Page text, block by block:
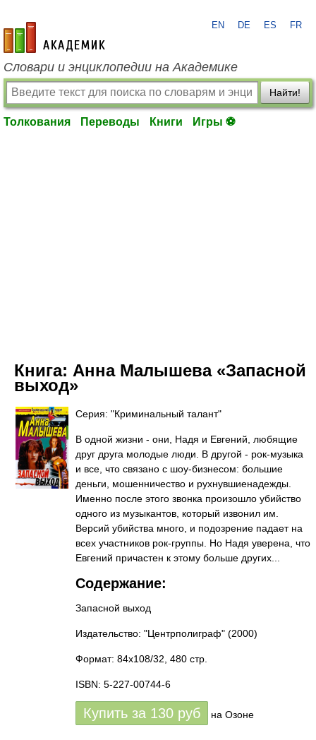
academic.ru
EN DE ES FR
Словари и энциклопедии на Академике
Найти!
Толкования Переводы Книги Игры ⚽
Книга: Анна Малышева «Запасной
выход»
Серия: "Криминальный талант"
В одной жизни - они, Надя и Евгений, любящие
друг друга молодые люди. В другой - рок-музыка
и все, что связано с шоу-бизнесом: большие
деньги, мошенничество и рухнувшиенадежды.
Именно после этого звонка произошло убийство
одного из музыкантов, который извонил им.
Версий убийства много, и подозрение падает на
всех участников рок-группы. Но Надя уверена, что
Евгений причастен к этому больше других...
Содержание:
Запасной выход
Издательство: "Центрполиграф" (2000)
Формат: 84x108/32, 480 стр.
ISBN: 5-227-00744-6
Купить за 130 руб на Озоне